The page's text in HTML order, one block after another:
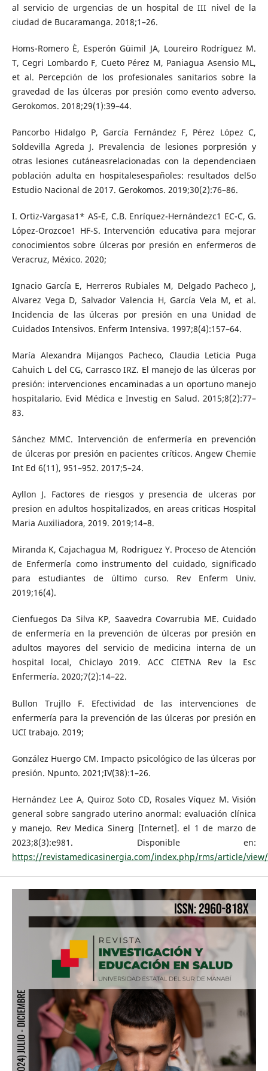
al servicio de urgencias de un hospital de III nivel de la
ciudad de Bucaramanga. 2018;1–26.
Homs-Romero È, Esperón Güimil JA, Loureiro Rodríguez M.
T, Cegri Lombardo F, Cueto Pérez M, Paniagua Asensio ML,
et al. Percepción de los profesionales sanitarios sobre la
gravedad de las úlceras por presión como evento adverso.
Gerokomos. 2018;29(1):39–44.
Pancorbo Hidalgo P, García Fernández F, Pérez López C,
Soldevilla Agreda J. Prevalencia de lesiones porpresión y
otras lesiones cutáneasrelacionadas con la dependenciaen
población adulta en hospitalesespañoles: resultados del5o
Estudio Nacional de 2017. Gerokomos. 2019;30(2):76–86.
I. Ortiz-Vargasa1* AS-E, C.B. Enríquez-Hernándezc1 EC-C, G.
López-Orozcoe1 HF-S. Intervención educativa para mejorar
conocimientos sobre úlceras por presión en enfermeros de
Veracruz, México. 2020;
Ignacio García E, Herreros Rubiales M, Delgado Pacheco J,
Alvarez Vega D, Salvador Valencia H, García Vela M, et al.
Incidencia de las úlceras por presión en una Unidad de
Cuidados Intensivos. Enferm Intensiva. 1997;8(4):157–64.
María Alexandra Mijangos Pacheco, Claudia Leticia Puga
Cahuich L del CG, Carrasco IRZ. El manejo de las úlceras por
presión: intervenciones encaminadas a un oportuno manejo
hospitalario. Evid Médica e Investig en Salud. 2015;8(2):77–
83.
Sánchez MMC. Intervención de enfermería en prevención
de úlceras por presión en pacientes críticos. Angew Chemie
Int Ed 6(11), 951–952. 2017;5–24.
Ayllon J. Factores de riesgos y presencia de ulceras por
presion en adultos hospitalizados, en areas criticas Hospital
Maria Auxiliadora, 2019. 2019;14–8.
Miranda K, Cajachagua M, Rodriguez Y. Proceso de Atención
de Enfermería como instrumento del cuidado, significado
para estudiantes de último curso. Rev Enferm Univ.
2019;16(4).
Cienfuegos Da Silva KP, Saavedra Covarrubia ME. Cuidado
de enfermería en la prevención de úlceras por presión en
adultos mayores del servicio de medicina interna de un
hospital local, Chiclayo 2019. ACC CIETNA Rev la Esc
Enfermería. 2020;7(2):14–22.
Bullon Trujllo F. Efectividad de las intervenciones de
enfermería para la prevención de las úlceras por presión en
UCI trabajo. 2019;
González Huergo CM. Impacto psicológico de las úlceras por
presión. Npunto. 2021;IV(38):1–26.
Hernández Lee A, Quiroz Soto CD, Rosales Víquez M. Visión
general sobre sangrado uterino anormal: evaluación clínica
y manejo. Rev Medica Sinerg [Internet]. el 1 de marzo de
2023;8(3):e981. Disponible en:
https://revistamedicasinergia.com/index.php/rms/article/